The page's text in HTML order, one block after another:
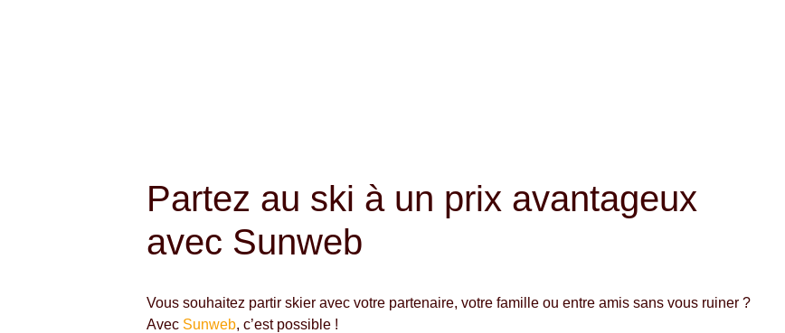
Partez au ski à un prix avantageux
avec Sunweb
Vous souhaitez partir skier avec votre partenaire, votre famille ou entre amis sans vous ruiner ?
Avec Sunweb, c’est possible !